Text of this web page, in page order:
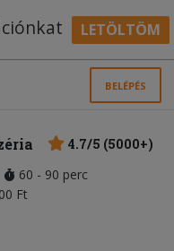
LETÖLTÖM
BELÉPÉS
4.7/5 (5000+)
60 - 90 perc
Ft